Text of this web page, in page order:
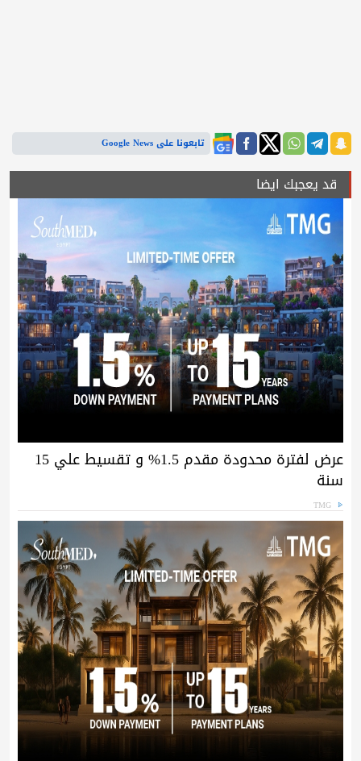
تابعونا على Google News
قد يعجبك ايضا
عرض لفترة محدودة مقدم 1.5% و تقسيط علي 15
سنة
TMG